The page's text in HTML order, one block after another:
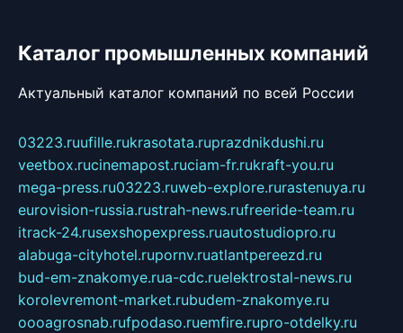
Каталог промышленных компаний
Актуальный каталог компаний по всей России
03223.ruufille.rukrasotata.ruprazdnikdushi.ru
veetbox.rucinemapost.ruciam-fr.rukraft-you.ru
mega-press.ru03223.ruweb-explore.rurastenuya.ru
eurovision-russia.rustrah-news.rufreeride-team.ru
itrack-24.rusexshopexpress.ruautostudiopro.ru
alabuga-cityhotel.rupornv.ruatlantpereezd.ru
bud-em-znakomye.rua-cdc.ruelektrostal-news.ru
korolevremont-market.rubudem-znakomye.ru
oooagrosnab.rufpodaso.ruemfire.rupro-otdelky.ru